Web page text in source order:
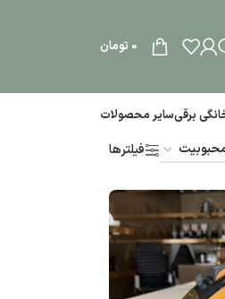
0 تومان
برقیسایر محصولات
فیلترها